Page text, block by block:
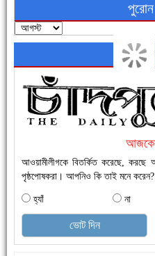
নতুনবাজার ফাঁড়ি পুলিশের অভিযানে ৪০
এক সপ্তাহে শনাক্ত বেড়েছে ৫৫%, মৃত্যু
পুরোন
আওয়ামীলীগকে বিতর্কিত করেছে, করছে
পৃষ্ঠপোষকরা। আপনিও কি তাই মনে করেন?
হ্যাঁ না
ভোট দিন